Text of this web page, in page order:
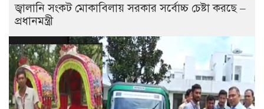
জ্বালানি সংকট মোকাবিলায় সরকার সর্বোচ্চ চেষ্টা করছে –
প্রধানমন্ত্রী